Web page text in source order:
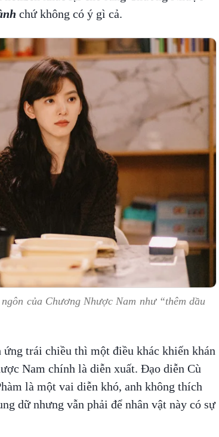
chứ không có ý gì cả.
của Chương Nhược Nam như “thêm dầu
ứng trái chiều thì một điều khác khiến khán
Nam chính là diễn xuất. Đạo diễn Cù
là một vai diễn khó, anh không thích
dữ nhưng vẫn phải để nhân vật này có sự